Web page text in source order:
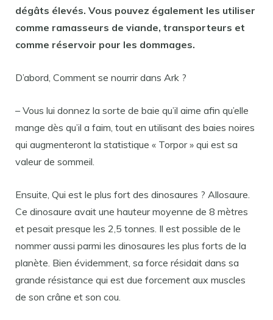
dégâts élevés. Vous pouvez également les utiliser
comme ramasseurs de viande, transporteurs et
comme réservoir pour les dommages.
D’abord, Comment se nourrir dans Ark ?
– Vous lui donnez la sorte de baie qu’il aime afin qu’elle
mange dès qu’il a faim, tout en utilisant des baies noires
qui augmenteront la statistique « Torpor » qui est sa
valeur de sommeil.
Ensuite, Qui est le plus fort des dinosaures ? Allosaure.
Ce dinosaure avait une hauteur moyenne de 8 mètres
et pesait presque les 2,5 tonnes. Il est possible de le
nommer aussi parmi les dinosaures les plus forts de la
planète. Bien évidemment, sa force résidait dans sa
grande résistance qui est due forcement aux muscles
de son crâne et son cou.